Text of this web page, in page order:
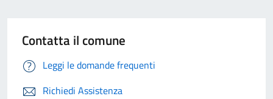
Contatta il comune
Leggi le domande frequenti
Richiedi Assistenza